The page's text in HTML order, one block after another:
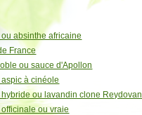
absinthe africaine
France
ou sauce d'Apollon
à cinéole
ou lavandin clone Reydovan
ou vraie